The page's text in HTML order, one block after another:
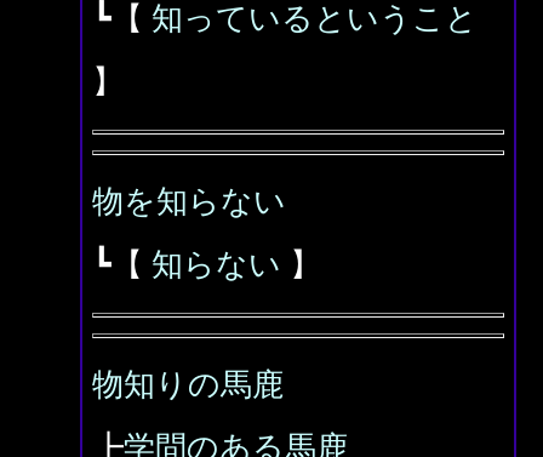
┗【 知っているということ
】
物を知らない
┗【 知らない 】
物知りの馬鹿
┣学問のある馬鹿